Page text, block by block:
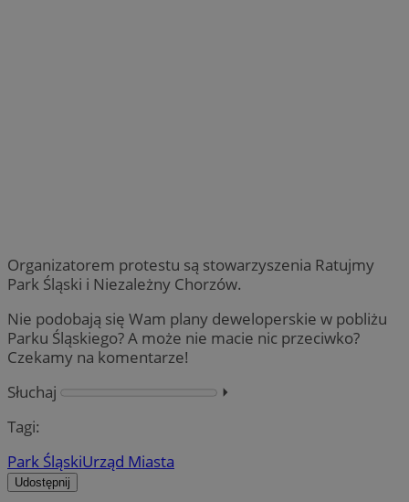
Organizatorem protestu są stowarzyszenia Ratujmy
Park Śląski i Niezależny Chorzów.
Nie podobają się Wam plany deweloperskie w pobliżu
Parku Śląskiego? A może nie macie nic przeciwko?
Czekamy na komentarze!
Słuchaj
⏵︎
Tagi:
Park ŚląskiUrząd Miasta
Udostępnij